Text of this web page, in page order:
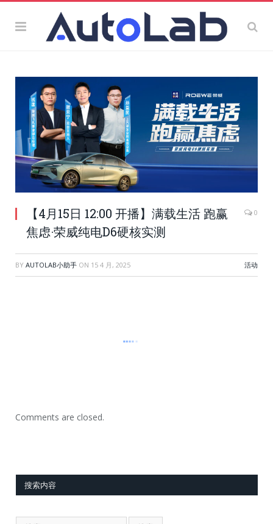
【4月15日 12:00 开播】满载生活 跑赢
焦虑·荣威纯电D6硬核实测
0
BY AUTOLAB小助手 ON 15 4 月, 2025 活动
Comments are closed.
搜索内容